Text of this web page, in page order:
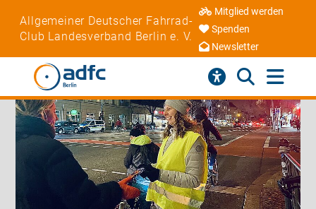
Allgemeiner Deutscher Fahrrad-
Club Landesverband Berlin e. V.
Mitglied werden
Spenden
Newsletter